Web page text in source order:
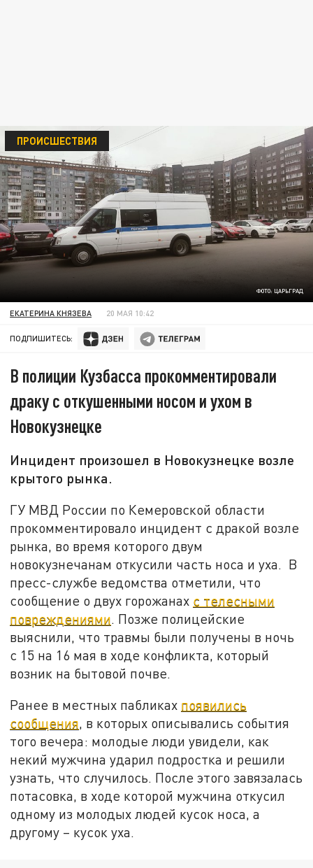
ФОТО: ЦАРЬГРАД
ПРОИСШЕСТВИЯ
ЕКАТЕРИНА КНЯЗЕВА 20 МАЯ 10:42
ПОДПИШИТЕСЬ:
В полиции Кузбасса прокомментировали
драку с откушенными носом и ухом в
Новокузнецке
Инцидент произошел в Новокузнецке возле
крытого рынка.
ГУ МВД России по Кемеровской области
прокомментировало инцидент с дракой возле
рынка, во время которого двум
новокузнечанам откусили часть носа и уха. В
пресс-службе ведомства отметили, что
сообщение о двух горожанах с телесными
повреждениями. Позже полицейские
выяснили, что травмы были получены в ночь
с 15 на 16 мая в ходе конфликта, который
возник на бытовой почве.
Ранее в местных пабликах появились
сообщения, в которых описывались события
того вечера: молодые люди увидели, как
некий мужчина ударил подростка и решили
узнать, что случилось. После этого завязалась
потасовка, в ходе которой мужчина откусил
одному из молодых людей кусок носа, а
другому – кусок уха.